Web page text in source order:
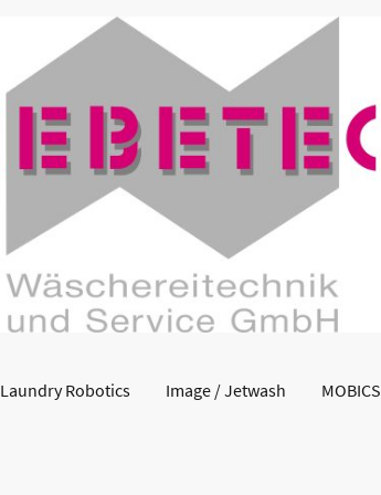
Laundry Robotics Image / Jetwash MOBICS